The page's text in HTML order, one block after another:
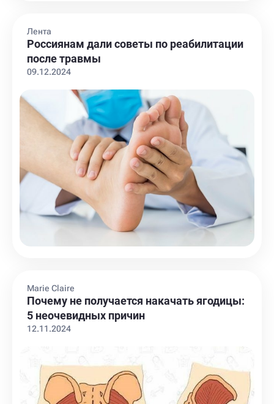
Лента
Россиянам дали советы по реабилитации
после травмы
09.12.2024
Marie Claire
Почему не получается накачать ягодицы:
5 неочевидных причин
12.11.2024